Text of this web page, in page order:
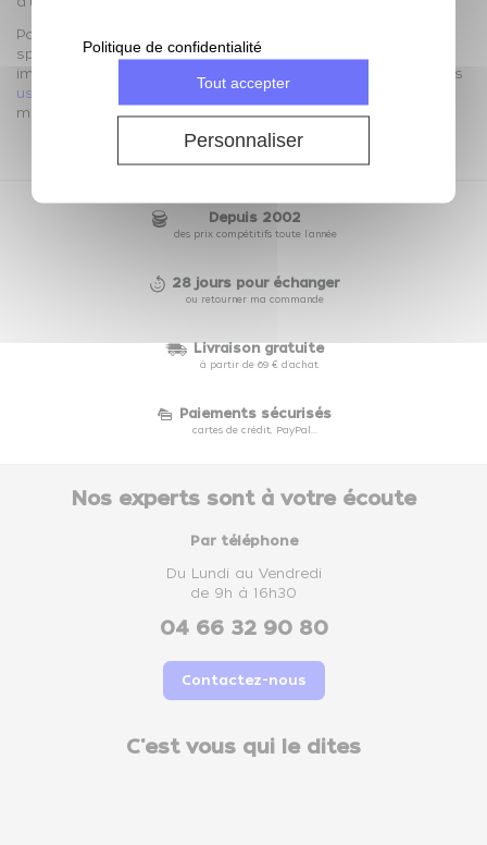
Tout accepter
Personnaliser
Politique de confidentialité
Pour vos pâtes fraîches, faîtes confiance à Imperia,
spécialiste de la machine à pâtes
imperia,
et coupe-frites sont les
ustensiles de cuisine
favoris des amoureux des plats «fait
maison».
Depuis 2002
des prix compétitifs toute l'année
28 jours pour échanger
ou retourner ma commande
Livraison gratuite
à partir de 69 € d'achat
Paiements sécurisés
cartes de crédit, PayPal...
Nos experts sont à votre écoute
Par téléphone
Du Lundi au Vendredi
de 9h à 16h30
04 66 32 90 80
Contactez-nous
C'est vous qui le dites